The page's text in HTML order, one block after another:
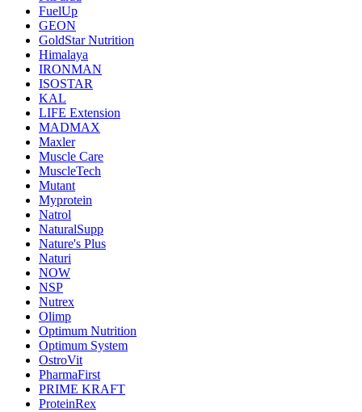
FuelUp
GEON
GoldStar Nutrition
Himalaya
IRONMAN
ISOSTAR
KAL
LIFE Extension
MADMAX
Maxler
Muscle Care
MuscleTech
Mutant
Myprotein
Natrol
NaturalSupp
Nature's Plus
Naturi
NOW
NSP
Nutrex
Olimp
Optimum Nutrition
Optimum System
OstroVit
PharmaFirst
PRIME KRAFT
ProteinRex